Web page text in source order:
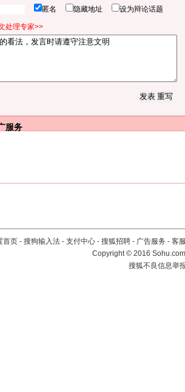
匿名 隐藏地址 设为辩论话题
处理专家>>
服务
首页 - 搜狗输入法 - 支付中心 - 搜狐招聘 - 广告服务 - 客
Copyright©2016
搜狐不良信息举